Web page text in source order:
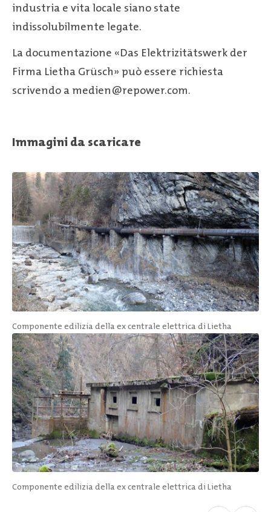
industria e vita locale siano state
indissolubilmente legate.
La documentazione «Das Elektrizitätswerk der
Firma Lietha Grüsch» può essere richiesta
scrivendo a medien@repower.com.
Immagini da scaricare
Componente edilizia della ex centrale elettrica di Lietha
Componente edilizia della ex centrale elettrica di Lietha